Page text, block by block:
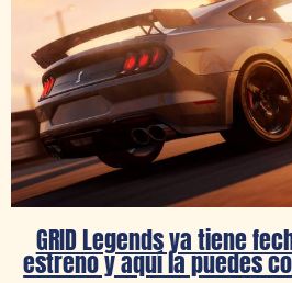
GRID Legends ya tiene
estreno y aquí la puedes